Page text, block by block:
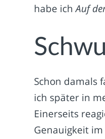
habe ichAuf
Schon damals
ich später in
Einerseits
Genauigkeit